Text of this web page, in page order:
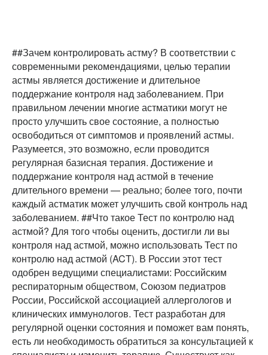
##Зачем контролировать астму? В соответствии с
современными рекомендациями, целью терапии
астмы является достижение и длительное
поддержание контроля над заболеванием. При
правильном лечении многие астматики могут не
просто улучшить свое состояние, а полностью
освободиться от симптомов и проявлений астмы.
Разумеется, это возможно, если проводится
регулярная базисная терапия. Достижение и
поддержание контроля над астмой в течение
длительного времени — реально; более того, почти
каждый астматик может улучшить свой контроль над
заболеванием. ##Что такое Тест по контролю над
астмой? Для того чтобы оценить, достигли ли вы
контроля над астмой, можно использовать Тест по
контролю над астмой (ACT). В России этот тест
одобрен ведущими специалистами: Российским
респираторным обществом, Союзом педиатров
России, Российской ассоциацией аллергологов и
клинических иммунологов. Тест разработан для
регулярной оценки состояния и поможет вам понять,
есть ли необходимость обратиться за консультацией к